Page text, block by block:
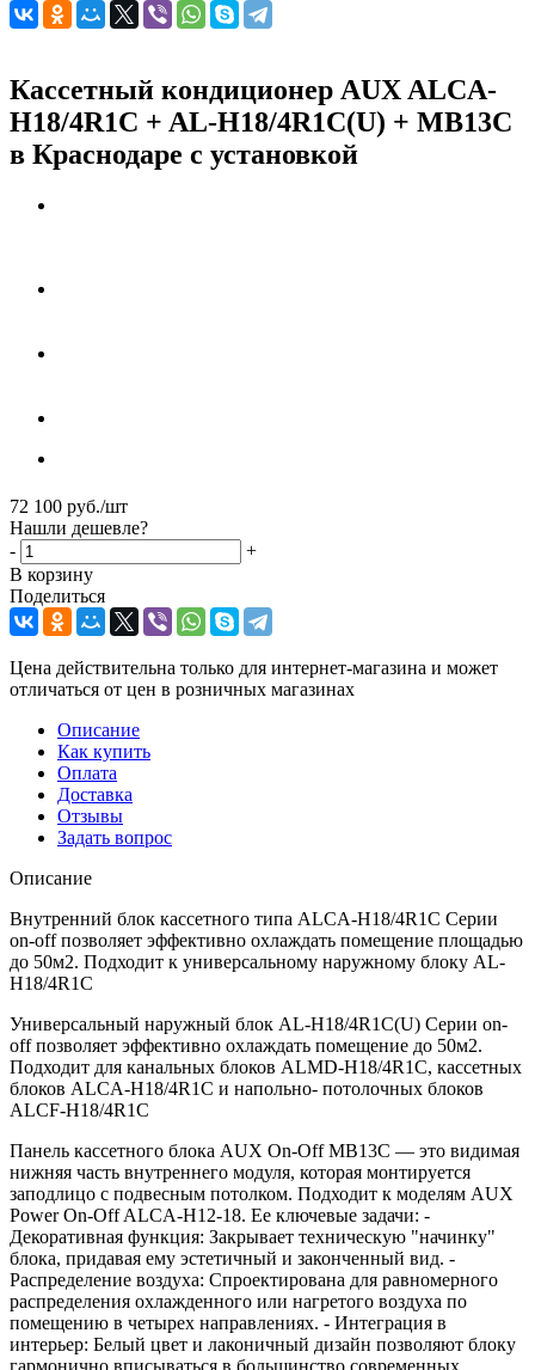
Кассетный кондиционер AUX ALCA-
H18/4R1C + AL-H18/4R1C(U) + MB13C
в Краснодаре с установкой
72 100 руб./шт
Нашли дешевле?
-
+
В корзину
Поделиться
Цена действительна только для интернет-магазина и может
отличаться от цен в розничных магазинах
Описание
Как купить
Оплата
Доставка
Отзывы
Задать вопрос
Описание
Внутренний блок кассетного типа ALCA-H18/4R1С Серии
on-off позволяет эффективно охлаждать помещение площадью
до 50м2. Подходит к универсальному наружному блоку AL-
H18/4R1С
Универсальный наружный блок AL-H18/4R1С(U) Серии on-
off позволяет эффективно охлаждать помещение до 50м2.
Подходит для канальных блоков ALMD-H18/4R1С, кассетных
блоков ALCA-H18/4R1С и напольно- потолочных блоков
ALCF-H18/4R1С
Панель кассетного блока AUX On-Off MB13C — это видимая
нижняя часть внутреннего модуля, которая монтируется
заподлицо с подвесным потолком. Подходит к моделям AUX
Power On-Off ALCA-H12-18. Ее ключевые задачи: -
Декоративная функция: Закрывает техническую "начинку"
блока, придавая ему эстетичный и законченный вид. -
Распределение воздуха: Спроектирована для равномерного
распределения охлажденного или нагретого воздуха по
помещению в четырех направлениях. - Интеграция в
интерьер: Белый цвет и лаконичный дизайн позволяют блоку
гармонично вписываться в большинство современных